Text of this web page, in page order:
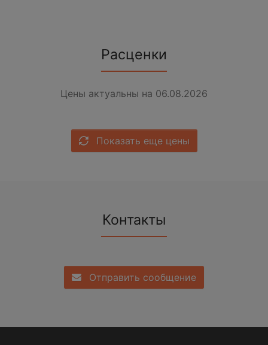
Расценки
Цены актуальны на 06.08.2026
Показать еще цены
Контакты
Отправить сообщение